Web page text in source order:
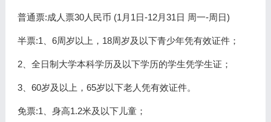
普通票:成人票30人民币 (1月1日-12月31日 周一-周日)
半票:1、6周岁以上，18周岁及以下青少年凭有效证件；
2、全日制大学本科学历及以下学历的学生凭学生证；
3、60岁及以上，65岁以下老人凭有效证件。
免票:1、身高1.2米及以下儿童；